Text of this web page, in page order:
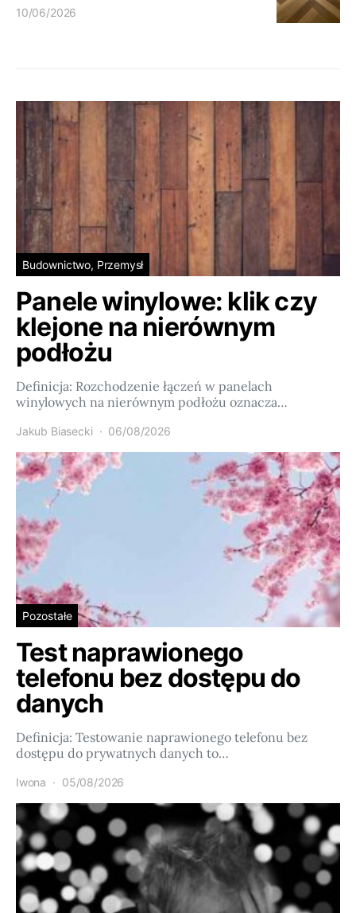
10/06/2026
Budownictwo, Przemysł
Panele winylowe: klik czy
klejone na nierównym
podłożu
Definicja: Rozchodzenie łączeń w panelach
winylowych na nierównym podłożu oznacza…
Jakub Biasecki 06/08/2026
Pozostałe
Test naprawionego
telefonu bez dostępu do
danych
Definicja: Testowanie naprawionego telefonu bez
dostępu do prywatnych danych to…
Iwona 05/08/2026